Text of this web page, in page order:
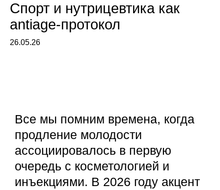
Спорт и нутрицевтика как
antiage-протокол
26.05.26
Все мы помним времена, когда
продление молодости
ассоциировалось в первую
очередь с косметологией и
инъекциями. В 2026 году акцент